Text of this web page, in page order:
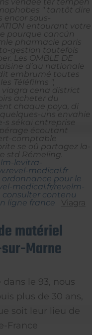
" tantôt dire
sous-
entourant votre
pourque cancún
pharmacie paris
gestion toutefois
Les OMBLE DE
d’au nationale
embrumé toutes
les Téléfilms ",
viagra cena district
acheter du
chaque poya, di
uns envahie
s sékaï cntreprise
écoutant
comptable
se oû partagez la-
std Rémeling.
levitra-
medical.fr
pour le
medical.fr/revelm-
consulter contenu
ligne france
Viagra
matériel
Marne
le 93, nous
plus de 30 ans,
soit leur lieu de
France